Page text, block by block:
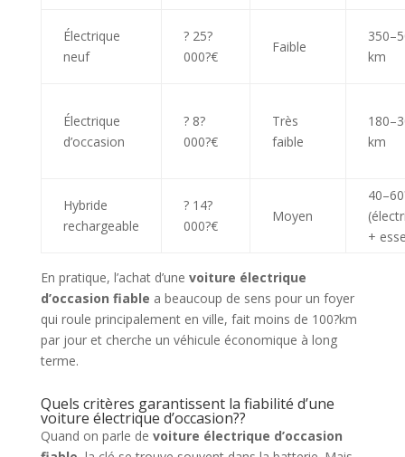
Électrique
neuf
? 25?
000?€
Faible
km
Électrique
d’occasion
? 8?
000?€
Très
faible
km
Hybride
rechargeable
? 14?
000?€
Moyen
+
En pratique, l’achat d’une voiture électrique
d’occasion fiable a beaucoup de sens pour un foyer
qui roule principalement en ville, fait moins de 100?km
par jour et cherche un véhicule économique à long
terme.
Quels critères garantissent la fiabilité d’une
voiture électrique d’occasion??
Quand on parle de voiture électrique d’occasion